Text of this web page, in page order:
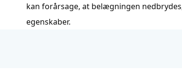
kan forårsage, at belægningen
egenskaber.